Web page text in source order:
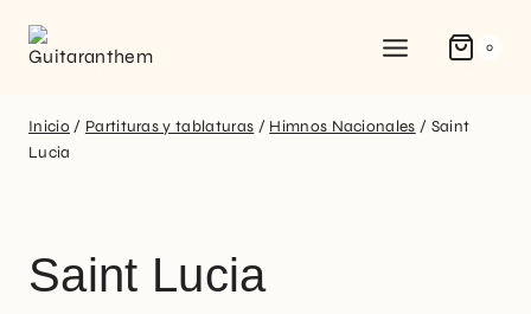
0
Inicio / Partituras y tablaturas / Himnos Nacionales / Saint
Lucia
Saint Lucia